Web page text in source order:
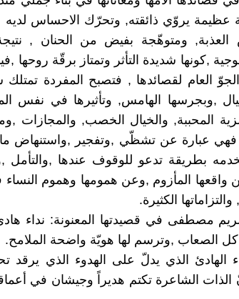
عظيمة يروّي ذائقته, وتحرّك الاحساس
العذبة, ومتوهّجة بفيض من الحنان ,
,كونها شديدة التأثر وتمتاز برقّة روحها
العام لقصائدها , فتصبح المفردة
,وبجرسها الهامس, وتأثيرها في نفس
المحببة, والخيال الخصب, والمجازات
فهي عبارة عن تشظّي ,وتفجير ,واستنهاض
بطريقة تدعو للوقوف عندها ,والتأمل
واقعها المأزوم ,وعن همومها وهموم
الكثيرة.
مصطفى في قصيدتها المعنونة: نداء
الصعاب ,وترسم لها هويّة واضحة الملامح.
الهادئ الذي يدلّ على الهدوء الذي يرقد
الذات الشاعرة تكتم هديراً وجيشان في